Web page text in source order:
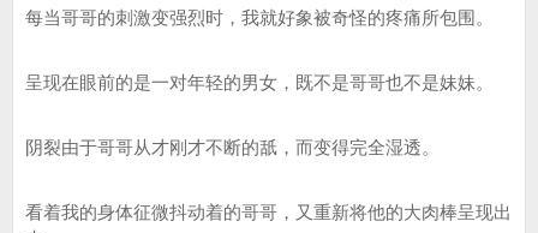
每当哥哥的刺激变强烈时，我就好象被奇怪的疼痛所包围。
呈现在眼前的是一对年轻的男女，既不是哥哥也不是妹妹。
阴裂由于哥哥从才刚才不断的舐，而变得完全湿透。
看着我的身体征微抖动着的哥哥，又重新将他的大肉棒呈现出